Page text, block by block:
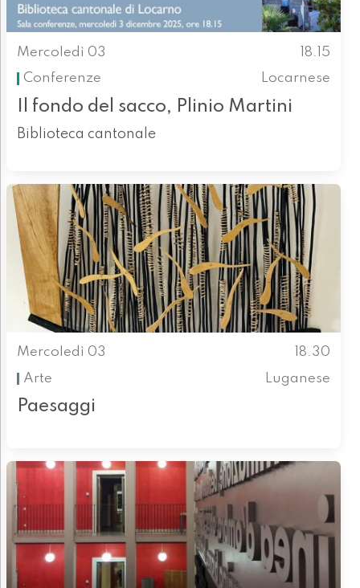
Mercoledì 03
18.15
Conferenze
Locarnese
Il fondo del sacco, Plinio Martini
Biblioteca cantonale
Mercoledì 03
18.30
Arte
Luganese
Paesaggi